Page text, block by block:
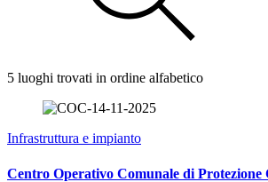
5 luoghi trovati in ordine alfabetico
Infrastruttura e impianto
Centro Operativo Comunale di Protezione